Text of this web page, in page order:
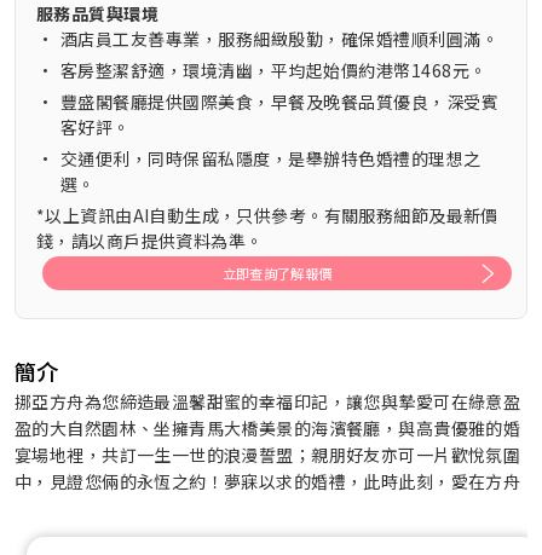
服務品質與環境
• 酒店員工友善專業，服務細緻殷勤，確保婚禮順利圓滿。
• 客房整潔舒適，環境清幽，平均起始價約港幣1468元。
• 豐盛閣餐廳提供國際美食，早餐及晚餐品質優良，深受賓
客好評。
• 交通便利，同時保留私隱度，是舉辦特色婚禮的理想之
選。
*以上資訊由AI自動生成，只供參考。有關服務細節及最新價
錢，請以商戶提供資料為準。
立即查詢了解報價
簡介
挪亞方舟為您締造最溫馨甜蜜的幸福印記，讓您與摯愛可在綠意盈
盈的大自然園林、坐擁青馬大橋美景的海濱餐廳，與高貴優雅的婚
宴場地裡，共訂一生一世的浪漫誓盟；親朋好友亦可一片歡悅氛圍
中，見證您倆的永恆之約！夢寐以求的婚禮，此時此刻，愛在方舟